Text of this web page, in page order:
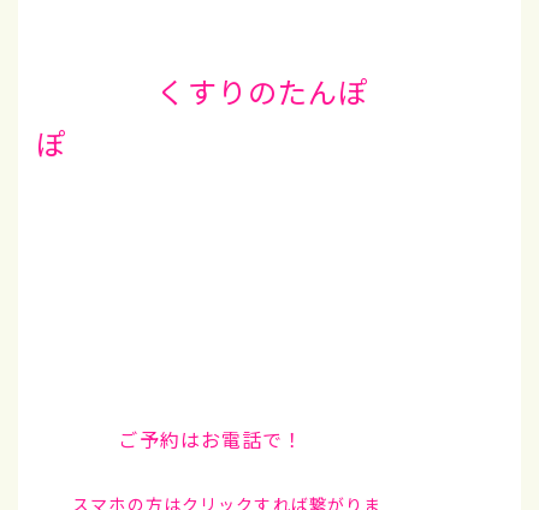
くすりのたんぽ
ぽ
ご予約はお電話で！
スマホの方はクリックすれば繋がりま